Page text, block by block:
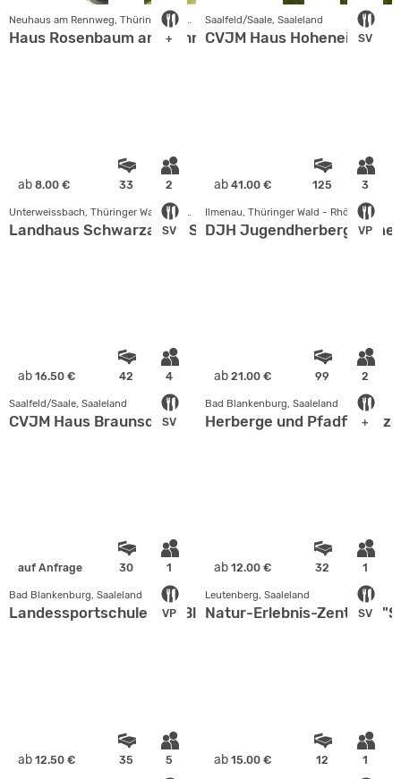
+
Neuhaus am Rennweg, Thüringer Wald - Rhön
Haus Rosenbaum am Rennsteig SV
Saalfeld/Saale, Saaleland
CVJM Haus Hoheneiche
ab 8.00 € 33 2
SV
Landhaus Schwarzatal / Schieferspalthütte
ab 41.00 € 125 3
VP
Ilmenau, Thüringer Wald - Rhön
DJH Jugendherberge
ab 16.50 € 42 4
SV
Saalfeld/Saale, Saaleland
CVJM Haus Braunsdorf
ab 21.00 € 99 2
+
Bad Blankenburg, Saaleland
Herberge und
auf Anfrage 30 1
VP
Bad Blankenburg, Saaleland
Landessportschule Bad Blankenburg
ab 12.00 € 32 1
SV
Leutenberg, Saaleland
Natur-Erlebnis-Zentrum
ab 12.50 € 35 5 ab 15.00 € 12 1